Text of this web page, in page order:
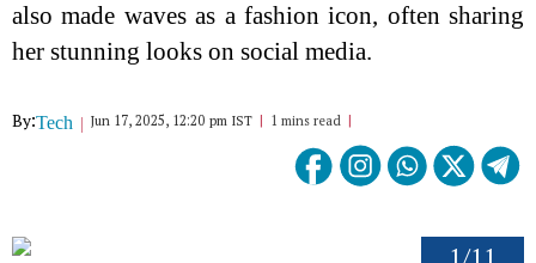
also made waves as a fashion icon, often sharing
her stunning looks on social media.
By:Tech Jun 17, 2025, 12:20 pm IST 1 mins read